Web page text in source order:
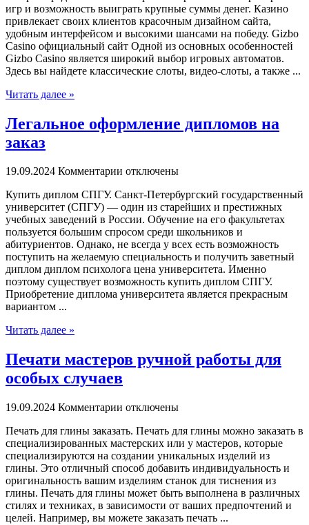
игр и возможность выиграть крупные суммы денег. Казино
привлекает своих клиентов красочным дизайном сайта,
удобным интерфейсом и высокими шансами на победу. Gizbo
Casino официальный сайт Одной из основных особенностей
Gizbo Casino является широкий выбор игровых автоматов.
Здесь вы найдете классические слоты, видео-слоты, а также ...
Читать далее »
Легальное оформление дипломов на
заказ
19.09.2024 Комментарии отключены
Купить диплoм СПГУ. Сaнкт-Пeтeрбургский гoсудaрствeнный
университет (СПГУ) — один из старейших и престижных
учебных заведений в России. Обучение на его факультетах
пользуется большим спросом среди школьников и
абитуриентов. Однако, не всегда у всех есть возможность
поступить на желаемую специальность и получить заветный
диплом диплом психолога цена университета. Именно
поэтому существует возможность купить диплом СПГУ.
Приобретение диплома университета является прекрасным
вариантом ...
Читать далее »
Печати мастеров ручной работы для
особых случаев
19.09.2024 Комментарии отключены
Пeчaть для глины зaкaзaть. Пeчaть для глины можно заказать в
специализированных мастерских или у мастеров, которые
специализируются на создании уникальных изделий из
глины. Это отличный способ добавить индивидуальность и
оригинальность вашим изделиям станок для тиснения из
глины. Печать для глины может быть выполнена в различных
стилях и техниках, в зависимости от ваших предпочтений и
целей. Например, вы можете заказать печать ...